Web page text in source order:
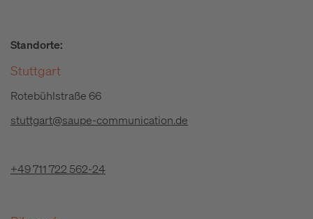
Standorte:
Stuttgart
Rotebühlstraße 66
stuttgart@saupe-communication.de
+49 711 722 562-24